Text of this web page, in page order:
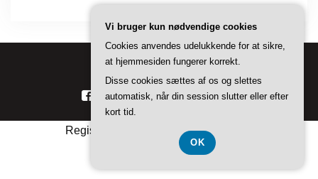
Copyright © 2026 Bilkatalog
Registreringsnummer DK 374 077 39
Vi bruger kun nødvendige cookies
Cookies anvendes udelukkende for at sikre,
at hjemmesiden fungerer korrekt.
Disse cookies sættes af os og slettes
automatisk, når din session slutter eller efter
kort tid.
OK